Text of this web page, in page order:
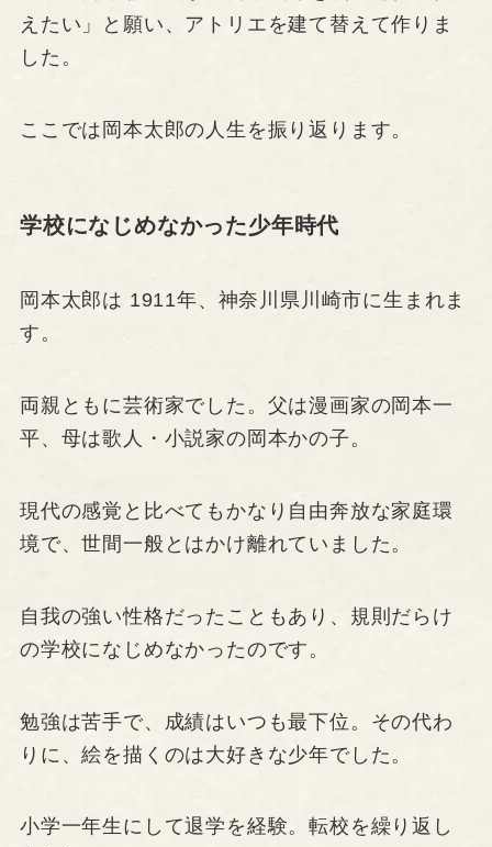
えたい」と願い、アトリエを建て替えて作りま
した。
ここでは岡本太郎の人生を振り返ります。
学校になじめなかった少年時代
岡本太郎は 1911年、神奈川県川崎市に生まれま
す。
両親ともに芸術家でした。父は漫画家の岡本一
平、母は歌人・小説家の岡本かの子。
現代の感覚と比べてもかなり自由奔放な家庭環
境で、世間一般とはかけ離れていました。
自我の強い性格だったこともあり、規則だらけ
の学校になじめなかったのです。
勉強は苦手で、成績はいつも最下位。その代わ
りに、絵を描くのは大好きな少年でした。
小学一年生にして退学を経験。転校を繰り返し